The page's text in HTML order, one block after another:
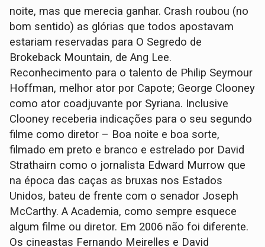
noite, mas que merecia ganhar. Crash roubou (no
bom sentido) as glórias que todos apostavam
estariam reservadas para O Segredo de
Brokeback Mountain, de Ang Lee.
Reconhecimento para o talento de Philip Seymour
Hoffman, melhor ator por Capote; George Clooney
como ator coadjuvante por Syriana. Inclusive
Clooney receberia indicações para o seu segundo
filme como diretor – Boa noite e boa sorte,
filmado em preto e branco e estrelado por David
Strathairn como o jornalista Edward Murrow que
na época das caças as bruxas nos Estados
Unidos, bateu de frente com o senador Joseph
McCarthy. A Academia, como sempre esquece
algum filme ou diretor. Em 2006 não foi diferente.
Os cineastas Fernando Meirelles e David